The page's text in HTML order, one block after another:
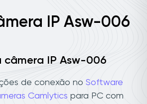
IP Asw-006
câmera IP Asw-006
de conexão no Software
Camlytics para PC com